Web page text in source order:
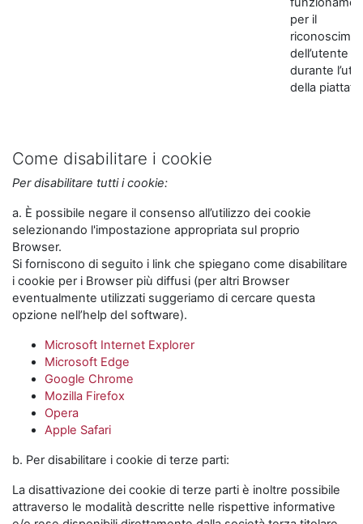
per il
dell’utente
durante
della
Come disabilitare i cookie
Per disabilitare tutti i cookie:
a. È possibile negare il consenso all’utilizzo dei cookie
selezionando l'impostazione appropriata sul proprio
Browser.
Si forniscono di seguito i link che spiegano come disabilitare
i cookie per i Browser più diffusi (per altri Browser
eventualmente utilizzati suggeriamo di cercare questa
opzione nell’help del software).
Microsoft Internet Explorer
Microsoft Edge
Google Chrome
Mozilla Firefox
Opera
Apple Safari
b. Per disabilitare i cookie di terze parti:
La disattivazione dei cookie di terze parti è inoltre possibile
attraverso le modalità descritte nelle rispettive informative